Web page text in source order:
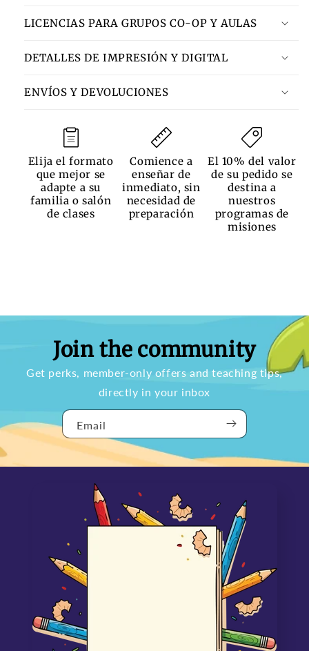
LICENCIAS PARA GRUPOS CO-OP Y AULAS
DETALLES DE IMPRESIÓN Y DIGITAL
ENVÍOS Y DEVOLUCIONES
Elija el formato
que mejor se
adapte a su
familia o salón
de clases
Comience a
enseñar de
inmediato, sin
necesidad de
preparación
El 10% del valor
de su pedido se
destina a
nuestros
programas de
misiones
Join the community
Get perks, member-only offers and teaching tips,
directly in your inbox
Email